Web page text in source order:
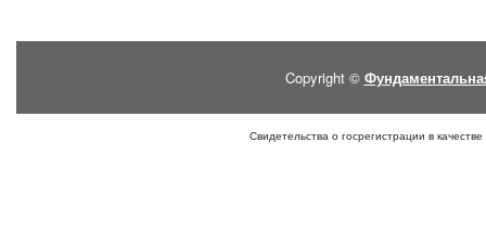
Copyright ©
Свидетельства о госрегистрации в